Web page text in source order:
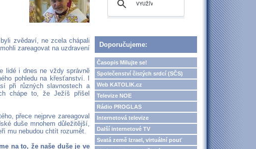
zvědaví, ne zcela chápali
zareagovat na uzdravení
lidé i dnes ne vždy správně
pohledu na křesťanství. I
při různých slavnostech a
chápe to, že Ježíš přišel
přece nejprve zareagoval
duše mnohem důležitější,
mu nebudou chtít rozumět.
na to, že naše duše je ve
Doporučujeme:
Časopis Milujte se!
Společenství čistých srdcí (SČS)
Web KATOLIK.cz
Televize NOE
Rádio PROGLAS
Internetová televize
Další internetové TV
Svatá země Izrael, virtuální pouť